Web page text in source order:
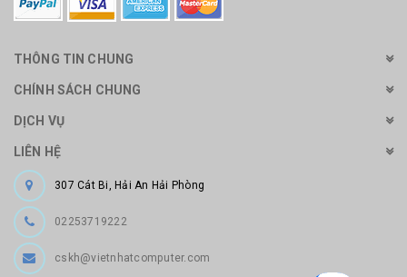
THÔNG TIN CHUNG
CHÍNH SÁCH CHUNG
DỊCH VỤ
LIÊN HỆ
307 Cát Bi, Hải An Hải Phòng
02253719222
cskh@vietnhatcomputer.com